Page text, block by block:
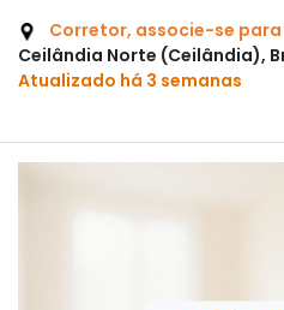
Corretor, associe-se
Ceilândia Norte (Ceilândia),
Atualizado há 3 semanas